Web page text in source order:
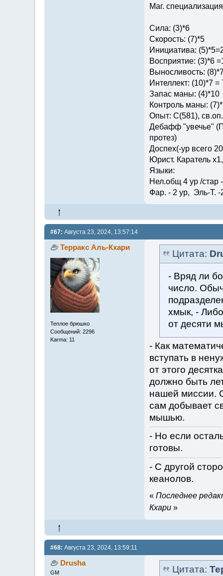
Маг.
Сила: (3)*6
Скорость: (7)*5
Инициатива:
Восприятие: (3)*6
Выносливость:
Интеллект: (10)*7 =
Запас маны: (4)*10
Контроль маны:
Опыт: C(581),
Дебафф "увечье"
протез)
Доспех(-ур всего
Юрист. Каратель
Языки:
Нел.общ 4 ур /стар
Фар. - 2 ур, Эль-Т. -
#67: Августа 23, 2024, 13:57:14
Терракс Аль-Кхари
Теплое брюшко
Сообщений: 2296
Karma: 11
Цитата:
- Вряд ли
число.
хмык, -
от десяти
- Как
вступать в
от этого
должно быть
нашей миссии.
сам добывает
мышью.
- Но если
готовы.
- С другой
кеанолов.
« Последнее
Кхари»
#68: Августа 23, 2024, 13:59:11
Drusha
GM
Цитата: